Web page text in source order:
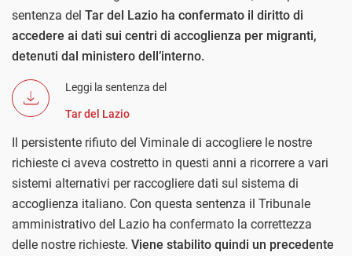
sentenza del Tar del Lazio ha confermato il diritto di
accedere ai dati sui centri di accoglienza per migranti,
detenuti dal ministero dell’interno.
Leggi la sentenza del
Tar del Lazio
Il persistente rifiuto del Viminale di accogliere le nostre
richieste ci aveva costretto in questi anni a ricorrere a vari
sistemi alternativi per raccogliere dati sul sistema di
accoglienza italiano. Con questa sentenza il Tribunale
amministrativo del Lazio ha confermato la correttezza
delle nostre richieste. Viene stabilito quindi un precedente